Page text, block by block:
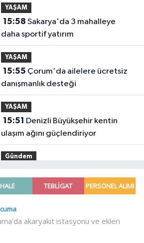
YAŞAM
15:58
daha sportif yatırım
YAŞAM
15:55
danışmanlık desteği
YAŞAM
15:51
ulaşım ağını güçlendiriyor
Gündem
ve emeklilik reformu çağrısı
15:41 Trabzon Dernekler